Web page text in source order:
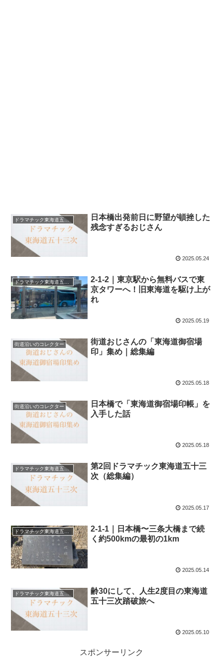
ドラマチック東海道五十三次
日本橋出発前日に野望が頓挫した
残念すぎるおじさん
2025.05.24
2-1-2｜東京駅から無料バスで東
京タワーへ！旧東海道を駆け上が
れ
2025.05.19
街道沿いのコレクター
街道おじさんの「東海道御宿場
印」集め｜総集編
2025.05.18
街道沿いのコレクター
日本橋で「東海道御宿場印帳」を
入手した話
2025.05.18
ドラマチック東海道五十三次
第2回ドラマチック東海道五十三
次（総集編）
2025.05.17
2-1-1｜日本橋〜三条大橋まで続
く約500kmの最初の1km
2025.05.14
ドラマチック東海道五十三次
齢30にして、人生2度目の東海道
五十三次踏破旅へ
2025.05.10
スポンサーリンク